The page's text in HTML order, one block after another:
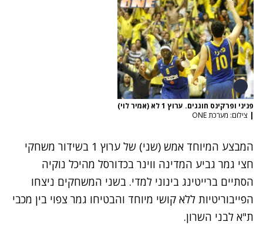
פניני ופרקינס חוגגים. ערוץ 1 לא (אמיר לוי)
| צילום: מערכת ONE
המבצע המיוחד אמש (שני) של ערוץ 1 בשידור משחקי
חצי גמר גביע המדינה ווינר בכדורסל מהיכל נוקיה
הסתיים ברייטינג בינוני למדי. בשני המשחקים ניצחו
הפייבוריטיות ללא קושי מיוחד והבטיחו גמר צפוי בין מכבי
ת"א לבני השרון.